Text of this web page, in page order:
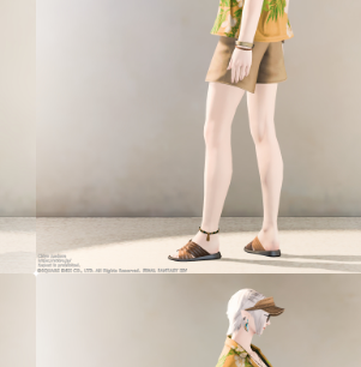
極シタデル・ボズヤ追憶戦